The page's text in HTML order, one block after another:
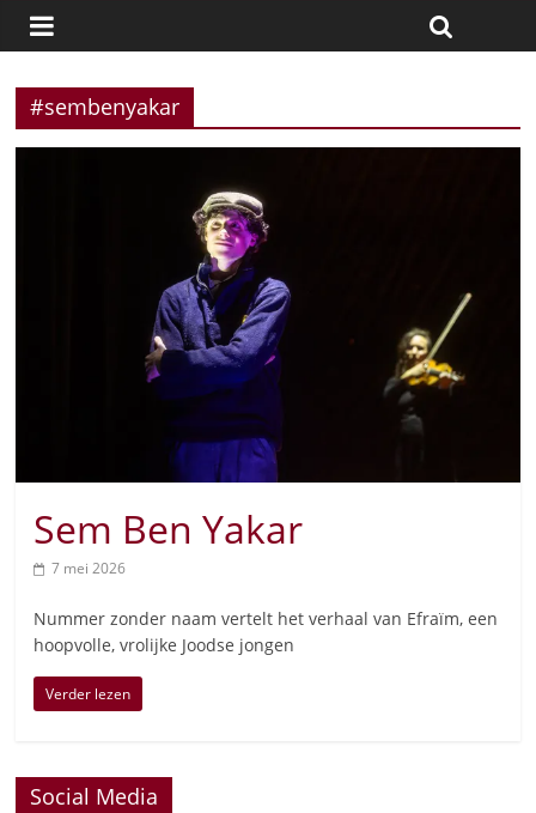
#sembenyakar
Sem Ben Yakar
7 mei 2026
Nummer zonder naam vertelt het verhaal van Efraïm, een
hoopvolle, vrolijke Joodse jongen
Verder lezen
Social Media